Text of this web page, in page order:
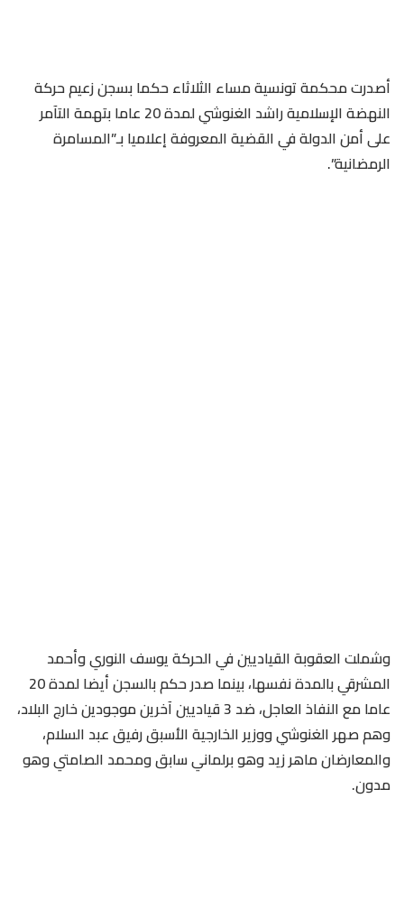
أصدرت محكمة تونسية مساء الثلاثاء حكما بسجن زعيم حركة
النهضة الإسلامية راشد الغنوشي لمدة 20 عاما بتهمة التآمر
على أمن الدولة في القضية المعروفة إعلاميا بـ”المسامرة
الرمضانية”.
وشملت العقوبة القياديين في الحركة يوسف النوري وأحمد
المشرقي بالمدة نفسها، بينما صدر حكم بالسجن أيضا لمدة 20
عاما مع النفاذ العاجل، ضد 3 قياديين آخرين موجودين خارج البلاد،
وهم صهر الغنوشي ووزير الخارجية الأسبق رفيق عبد السلام،
والمعارضان ماهر زيد وهو برلماني سابق ومحمد الصامتي وهو
مدون.